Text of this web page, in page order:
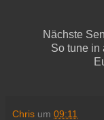
Nächste
So tune in
Chris um 09:11